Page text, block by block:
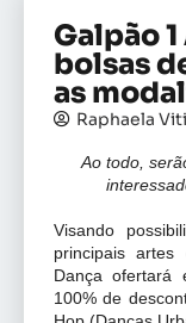
Galpão
bolsas
as
Raphaela
Ao todo,
Visando
principais
Dança ofertará
100% de